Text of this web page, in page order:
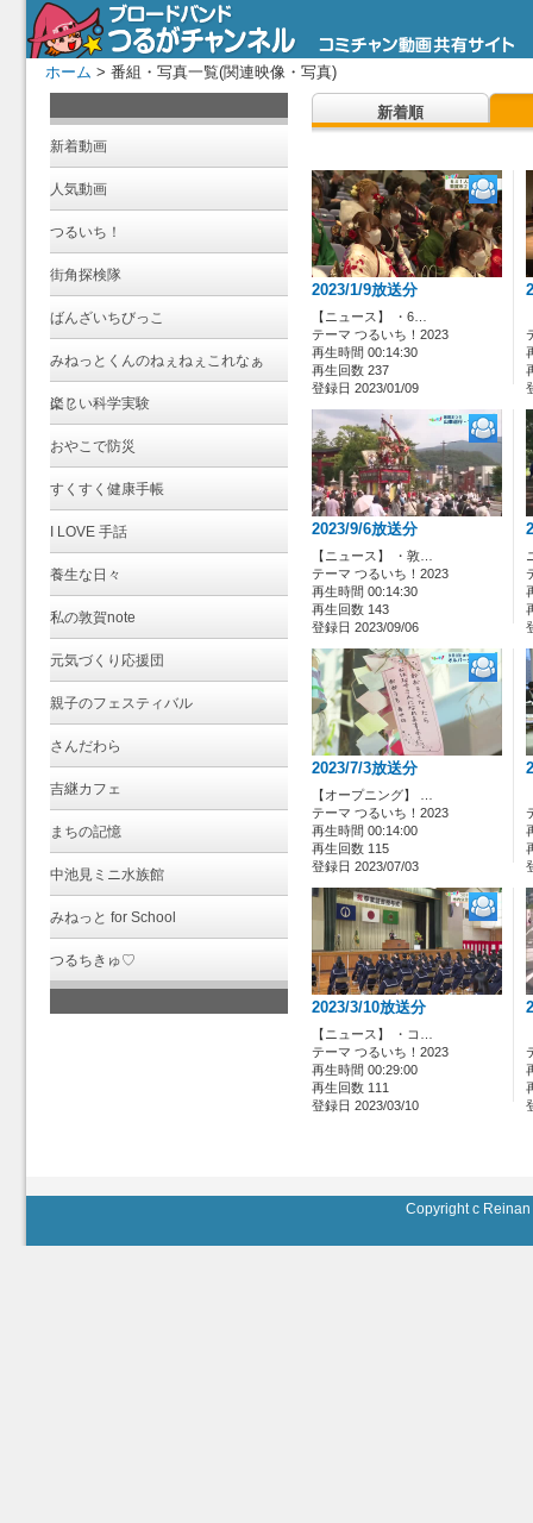
ホーム > 番組・写真一覧(関連映像・写真)
新着動画
人気動画
つるいち！
街角探検隊
ばんざいちびっこ
みねっとくんのねぇねぇこれなぁ
に？
楽しい科学実験
おやこで防災
すくすく健康手帳
I LOVE 手話
養生な日々
私の敦賀note
元気づくり応援団
親子のフェスティバル
さんだわら
吉継カフェ
まちの記憶
中池見ミニ水族館
みねっと for School
つるちきゅ♡
新着順
2023/1/9放送分
【ニュース】 ・6…
テーマ つるいち！2023
再生時間 00:14:30
再生回数 237
登録日 2023/01/09
2023/9/6放送分
【ニュース】 ・敦…
テーマ つるいち！2023
再生時間 00:14:30
再生回数 143
登録日 2023/09/06
2023/7/3放送分
【オープニング】 …
テーマ つるいち！2023
再生時間 00:14:00
再生回数 115
登録日 2023/07/03
2023/3/10放送分
【ニュース】 ・コ…
テーマ つるいち！2023
再生時間 00:29:00
再生回数 111
登録日 2023/03/10
Copyright c